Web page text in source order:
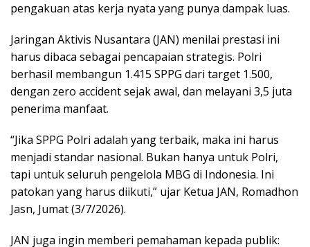
pengakuan atas kerja nyata yang punya dampak luas.
Jaringan Aktivis Nusantara (JAN) menilai prestasi ini
harus dibaca sebagai pencapaian strategis. Polri
berhasil membangun 1.415 SPPG dari target 1.500,
dengan zero accident sejak awal, dan melayani 3,5 juta
penerima manfaat.
“Jika SPPG Polri adalah yang terbaik, maka ini harus
menjadi standar nasional. Bukan hanya untuk Polri,
tapi untuk seluruh pengelola MBG di Indonesia. Ini
patokan yang harus diikuti,” ujar Ketua JAN, Romadhon
Jasn, Jumat (3/7/2026).
JAN juga ingin memberi pemahaman kepada publik: